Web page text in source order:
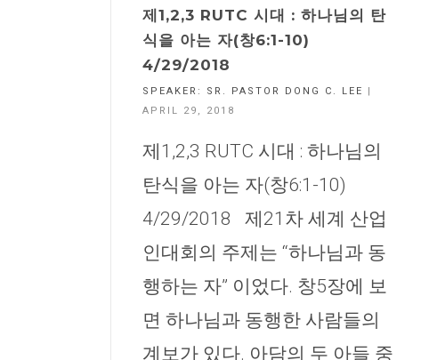
제1,2,3 RUTC 시대 : 하나님의 탄
식을 아는 자(창6:1-10)
4/29/2018
SPEAKER: SR. PASTOR DONG C. LEE
|
APRIL 29, 2018
제1,2,3 RUTC 시대 : 하나님의
탄식을 아는 자(창6:1-10)
4/29/2018 제21차 세계 산업
인대회의 주제는 “하나님과 동
행하는 자” 이었다. 창5장에 보
면 하나님과 동행한 사람들의
계보가 있다. 아담의 두 아들 중